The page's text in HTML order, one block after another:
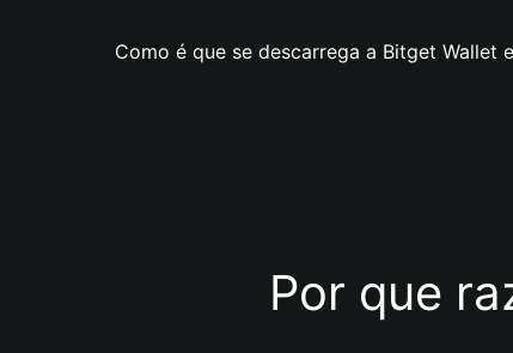
Como é que se descarrega a Bitget Wallet
Por que